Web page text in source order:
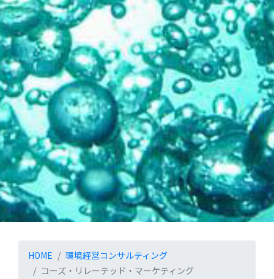
HOME
環境経営コンサルティング
コーズ・リレーテッド・マーケティング